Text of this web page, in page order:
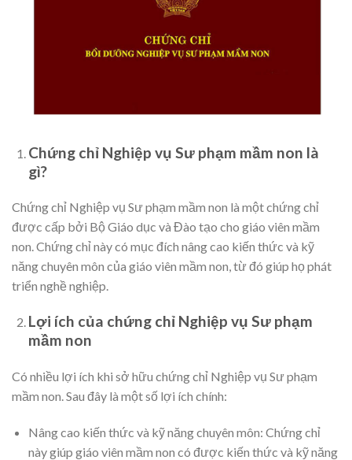
Chứng chỉ Nghiệp vụ Sư phạm mầm non là
gì?
Chứng chỉ Nghiệp vụ Sư phạm mầm non là một chứng chỉ
được cấp bởi Bộ Giáo dục và Đào tạo cho giáo viên mầm
non. Chứng chỉ này có mục đích nâng cao kiến thức và kỹ
năng chuyên môn của giáo viên mầm non, từ đó giúp họ phát
triển nghề nghiệp.
Lợi ích của chứng chỉ Nghiệp vụ Sư phạm
mầm non
Có nhiều lợi ích khi sở hữu chứng chỉ Nghiệp vụ Sư phạm
mầm non. Sau đây là một số lợi ích chính:
Nâng cao kiến thức và kỹ năng chuyên môn: Chứng chỉ
này giúp giáo viên mầm non có được kiến thức và kỹ năng